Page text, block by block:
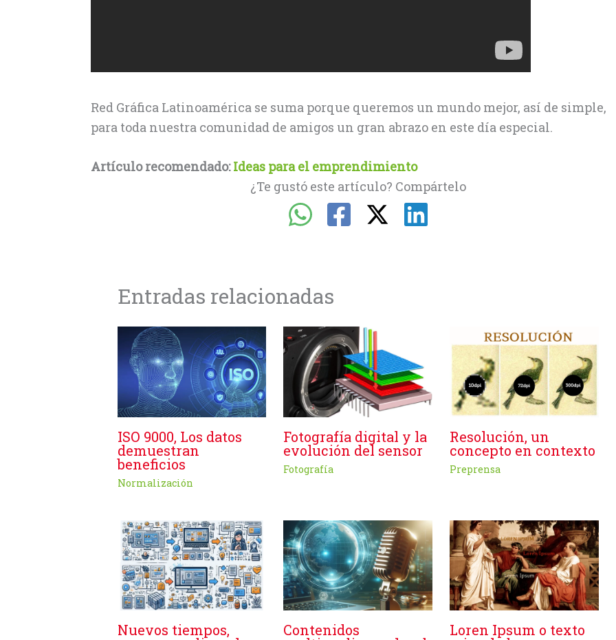
Red Gráfica Latinoamérica se suma porque queremos un mundo mejor, así de simple,
para toda nuestra comunidad de amigos un gran abrazo en este día especial.
Artículo recomendado:Ideas para el emprendimiento
¿Te gustó este artículo? Compártelo
Entradas relacionadas
ISO 9000, Los datos
demuestran
beneficios
Normalización
Fotografía digital y la
evolución del sensor
Fotografía
Resolución, un
concepto en contexto
Preprensa
Nuevos tiempos, Contenidos Loren Ipsum o texto